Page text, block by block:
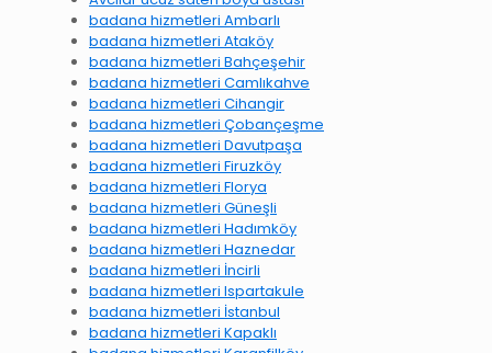
badana hizmetleri Ambarlı
badana hizmetleri Ataköy
badana hizmetleri Bahçeşehir
badana hizmetleri Camlıkahve
badana hizmetleri Cihangir
badana hizmetleri Çobançeşme
badana hizmetleri Davutpaşa
badana hizmetleri Firuzköy
badana hizmetleri Florya
badana hizmetleri Güneşli
badana hizmetleri Hadımköy
badana hizmetleri Haznedar
badana hizmetleri İncirli
badana hizmetleri Ispartakule
badana hizmetleri İstanbul
badana hizmetleri Kapaklı